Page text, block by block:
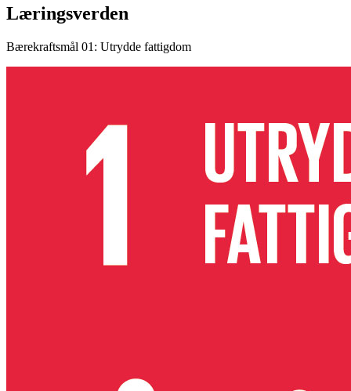
Læringsverden
Bærekraftsmål 01: Utrydde fattigdom